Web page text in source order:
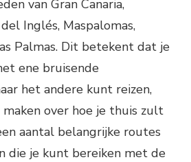
van Gran Canaria,
Inglés, Maspalomas,
Palmas. Dit betekent dat je
ene bruisende
het andere kunt reizen,
over hoe je thuis zult
aantal belangrijke routes
die je kunt bereiken met de